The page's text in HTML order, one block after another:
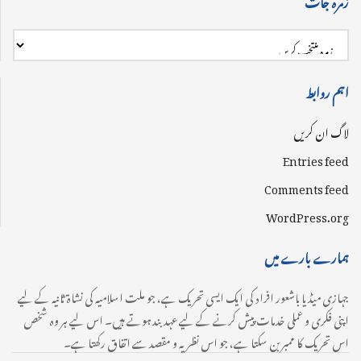
اہم روابط
لاگ ان کریں
Entries feed
Comments feed
WordPress.org
ہمارے بارے میں
جہازی میڈیا باشعور افراد کی ایک ایسی تحریک ہے، جو ملت اسلامیہ کی نشاۃ ثانیہ کے لیے
اپنی فکری و عملی خدمات پیش کرنے کے لیے عہدبند ہوتے ہیں۔ اس لیے ہر وہ شخص
اس تحریک کا ممبر بن سکتا ہے، جو اس نظریہ و مقصد سے اتفاق رکھتا ہے۔